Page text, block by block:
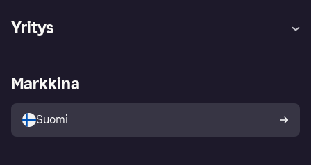
Kirjaudu sisään
Tutustu kauppoihin
Ostajan turva
Yritys
Kirjaudu sisään yrityksenä
Markkina
Suomi